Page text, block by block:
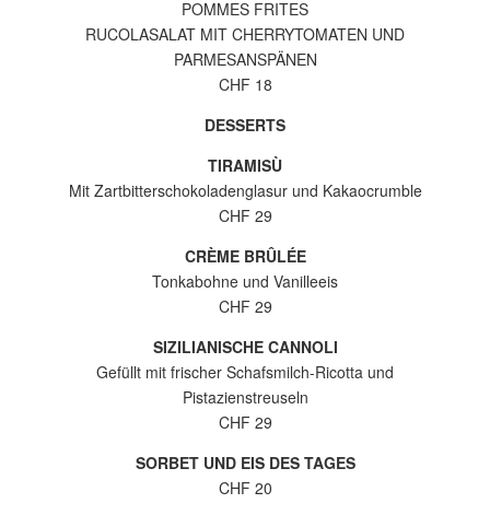
POMMES FRITES
RUCOLASALAT MIT CHERRYTOMATEN UND
PARMESANSPÄNEN
CHF 18
DESSERTS
TIRAMISÙ
Mit Zartbitterschokoladenglasur und Kakaocrumble
CHF 29
CRÈME BRÛLÉE
Tonkabohne und Vanilleeis
CHF 29
SIZILIANISCHE CANNOLI
Gefüllt mit frischer Schafsmilch-Ricotta und
Pistazienstreuseln
CHF 29
SORBET UND EIS DES TAGES
CHF 20